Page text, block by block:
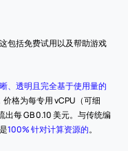
包括免费试用以及帮助游戏
、透明且完全基于使用量的
格为每专用 vCPU（可细
每 GB 0.10 美元。与传统编
100% 针对计算资源的。